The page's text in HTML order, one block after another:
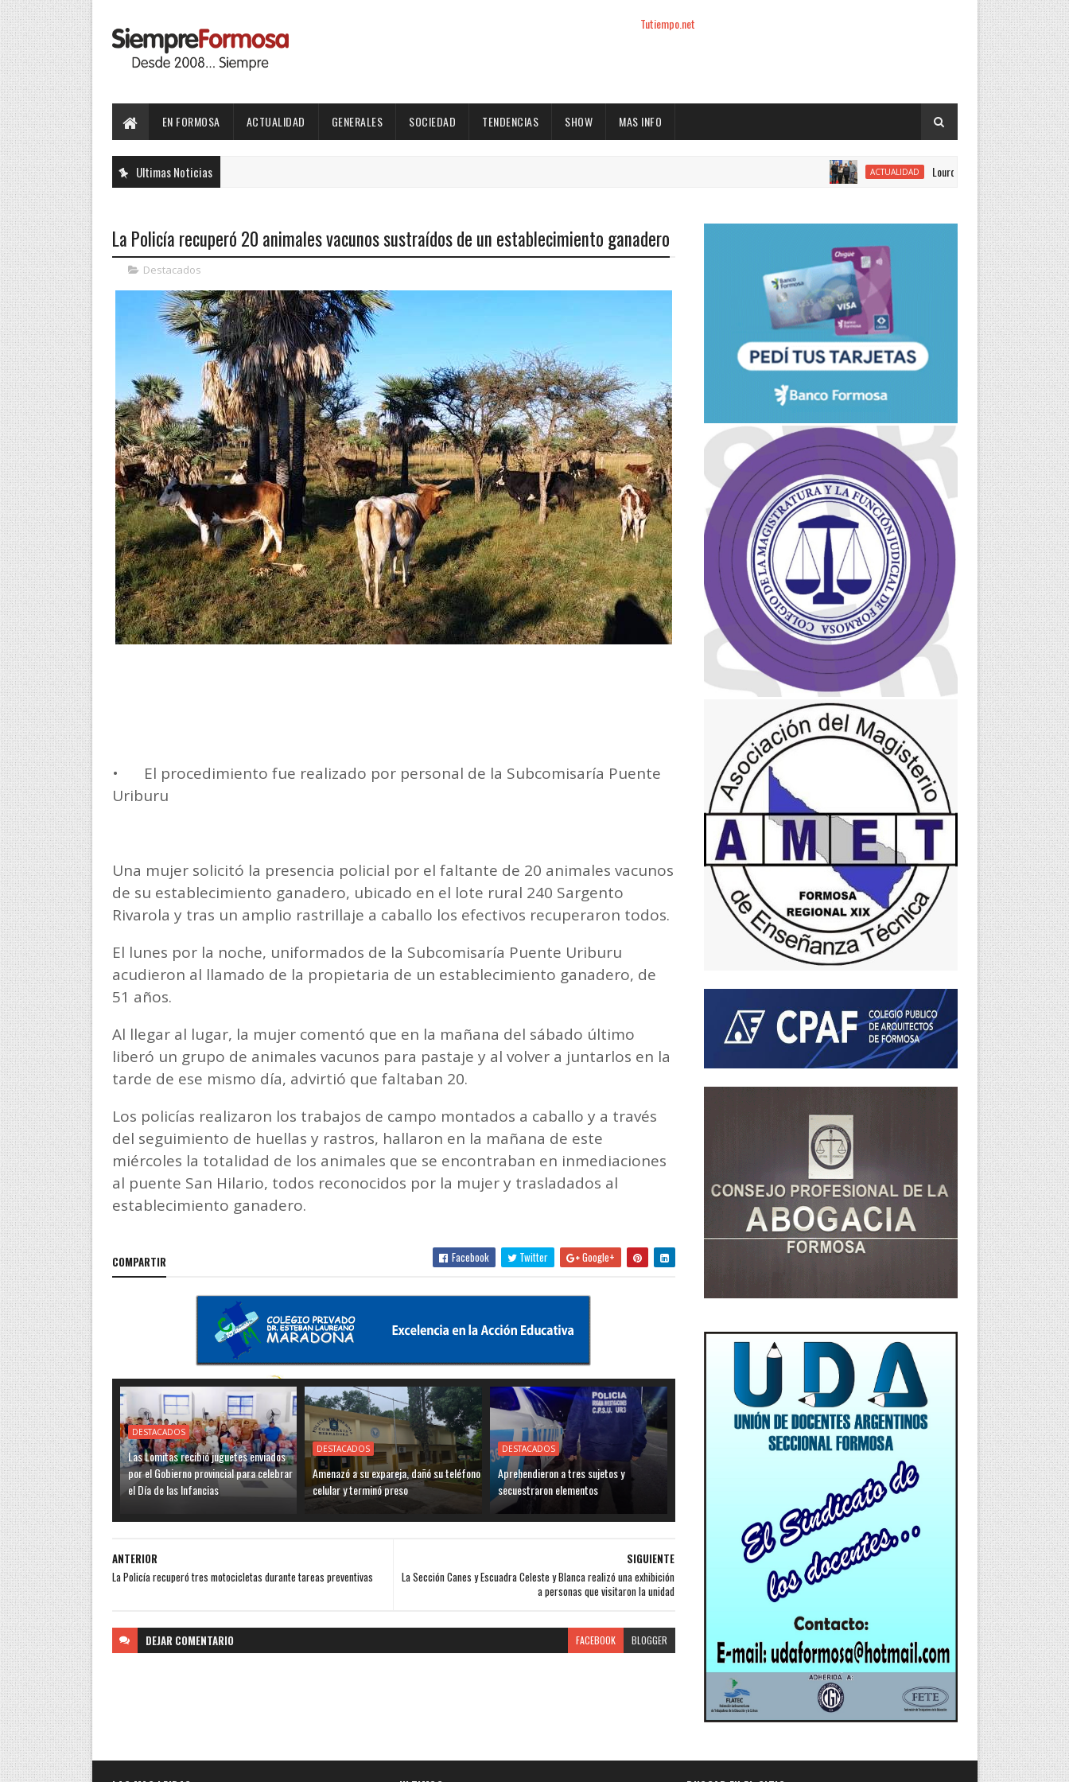
Tutiempo.net
EN FORMOSA ACTUALIDAD GENERALES SOCIEDAD TENDENCIAS SHOW MAS INFO
Ultimas Noticias ACTUALIDAD Lourdes Vargas juró como concejal por
La Policía recuperó 20 animales vacunos sustraídos de un establecimiento ganadero
Destacados
•
El procedimiento fue realizado por personal de la Subcomisaría Puente
Uriburu
Una mujer solicitó la presencia policial por el faltante de 20 animales vacunos
de su establecimiento ganadero, ubicado en el lote rural 240 Sargento
Rivarola y tras un amplio rastrillaje a caballo los efectivos recuperaron todos.
El lunes por la noche, uniformados de la Subcomisaría Puente Uriburu
acudieron al llamado de la propietaria de un establecimiento ganadero, de
51 años.
Al llegar al lugar, la mujer comentó que en la mañana del sábado último
liberó un grupo de animales vacunos para pastaje y al volver a juntarlos en la
tarde de ese mismo día, advirtió que faltaban 20.
Los policías realizaron los trabajos de campo montados a caballo y a través
del seguimiento de huellas y rastros, hallaron en la mañana de este
miércoles la totalidad de los animales que se encontraban en inmediaciones
al puente San Hilario, todos reconocidos por la mujer y trasladados al
establecimiento ganadero.
COMPARTIR Facebook Twitter Google+
DESTACADOS
Las Lomitas recibió juguetes enviados
por el Gobierno provincial para celebrar
el Día de las Infancias
DESTACADOS
Amenazó a su expareja, dañó su teléfono
celular y terminó preso
DESTACADOS
Aprehendieron a tres sujetos y
secuestraron elementos
SIGUIENTE
La Sección Canes y Escuadra Celeste y Blanca realizó una exhibición
a personas que visitaron la unidad
ANTERIOR
La Policía recuperó tres motocicletas durante tareas preventivas
DEJAR COMENTARIO FACEBOOK BLOGGER